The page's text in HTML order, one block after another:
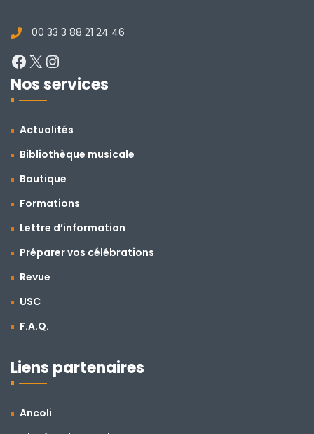
00 33 3 88 21 24 46
Facebook
X
Nos services
Actualités
Bibliothèque musicale
Boutique
Formations
Lettre d’information
Préparer vos célébrations
Revue
USC
F.A.Q.
Liens partenaires
Ancoli